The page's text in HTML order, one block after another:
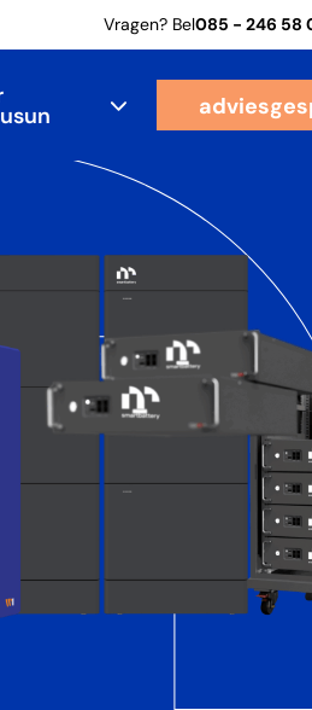
Vragen? Bel085 - 246 58